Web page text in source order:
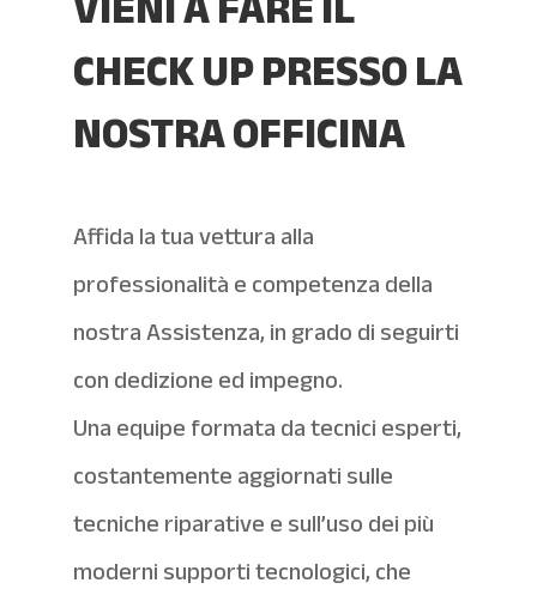
CHECK UP PRESSO LA
NOSTRA OFFICINA
Affida la tua vettura alla
professionalità e competenza della
nostra Assistenza, in grado di seguirti
con dedizione ed impegno.
Una equipe formata da tecnici esperti,
costantemente aggiornati sulle
tecniche riparative e sull’uso dei più
moderni supporti tecnologici, che